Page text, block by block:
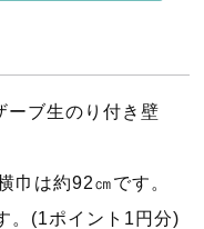
ーブ生のり付き壁
は約92㎝です。
。(1ポイント1円分)